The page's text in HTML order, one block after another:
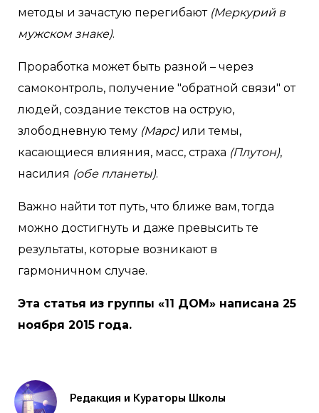
методы и зачастую перегибают(Меркурий в
мужском знаке).
Проработка может быть разной – через
самоконтроль, получение "обратной связи" от
людей, создание текстов на острую,
злободневную тему (Марс)или темы,
касающиеся влияния, масс, страха (Плутон),
насилия (обе планеты).
Важно найти тот путь, что ближе вам, тогда
можно достигнуть и даже превысить те
результаты, которые возникают в
гармоничном случае.
Эта статья из группы «11 ДОМ» написана 25
ноября 2015 года.
Редакция и Кураторы Школы